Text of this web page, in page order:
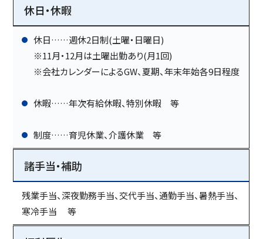
休日・休暇
休日……週休2日制(土曜・日曜日)
※11月・12月は土曜出勤あり(月1回)
※会社カレンダーによるGW、夏期、年末年始各9日程度
休暇……年次有給休暇、特別休暇 等
制度……育児休業、介護休業 等
諸手当・補助
残業手当、深夜勤務手当、交代手当、通勤手当、暑熱手当、
寒冷手当 等